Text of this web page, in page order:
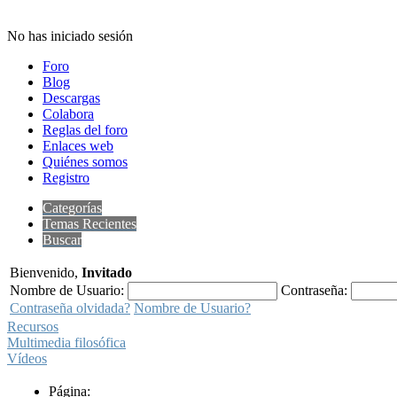
No has iniciado sesión
Foro
Blog
Descargas
Colabora
Reglas del foro
Enlaces web
Quiénes somos
Registro
Categorías
Temas Recientes
Buscar
Bienvenido, Invitado
Nombre de Usuario:
Contraseña:
Contraseña olvidada? Nombre de Usuario?
Recursos
Multimedia filosófica
Vídeos
Página: